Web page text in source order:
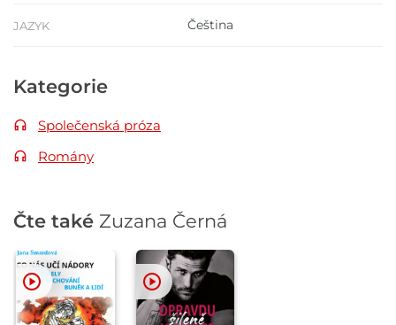
JAZYK Čeština
Kategorie
Společenská próza
Romány
Čte také Zuzana Černá